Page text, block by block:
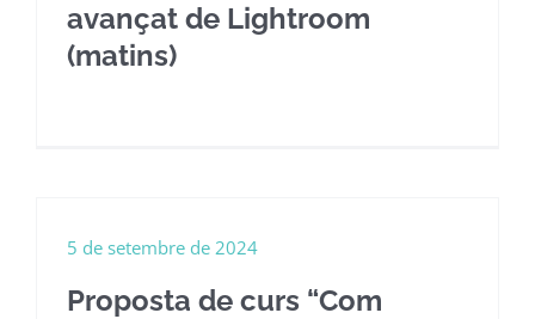
avançat de Lightroom
(matins)
Proposta de curs “Com
5 de setembre de 2024